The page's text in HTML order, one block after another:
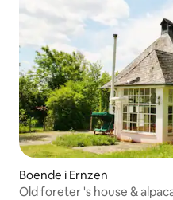
Boende i Ernzen
Old foreter 's house &